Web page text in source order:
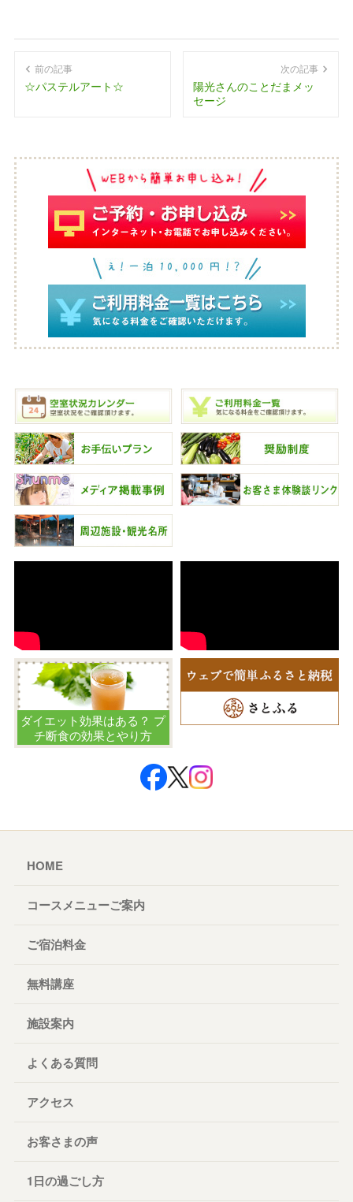
前の記事
☆パステルアート☆
次の記事
陽光さんのことだまメッ
セージ
ダイエット効果はある？ プ
チ断食の効果とやり方
HOME
コースメニューご案内
ご宿泊料金
無料講座
施設案内
よくある質問
アクセス
お客さまの声
1日の過ごし方